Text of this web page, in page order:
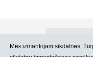
Mēs izmantojam sīkdatnes.